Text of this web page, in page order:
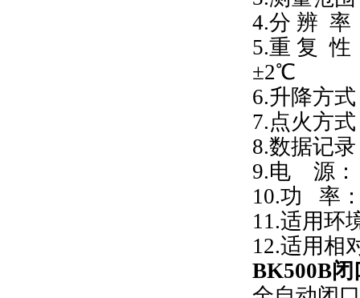
4.分 辨
5.重 复
±2℃
6.升降方
7.点火方
8.数据记
9.电 源：
10.功 率
11.适用环
12.适用相
BK500B闭